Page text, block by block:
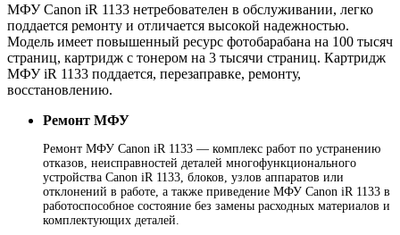
МФУ Canon iR 1133 нетребователен в обслуживании, легко
поддается ремонту и отличается высокой надежностью.
Модель имеет повышенный ресурс фотобарабана на 100 тысяч
страниц, картридж с тонером на 3 тысячи страниц. Картридж
МФУ iR 1133 поддается, перезаправке, ремонту,
восстановлению.
Ремонт МФУ
Ремонт МФУ Canon iR 1133 — комплекс работ по устранению
отказов, неисправностей деталей многофункционального
устройства Canon iR 1133, блоков, узлов аппаратов или
отклонений в работе, а также приведение МФУ Canon iR 1133 в
работоспособное состояние без замены расходных материалов и
комплектующих деталей.